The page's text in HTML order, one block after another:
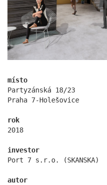
the blox
místo
Partyzánská 18/23
Praha 7-Holešovice
rok
2018
investor
Port 7 s.r.o. (SKANSKA)
autor